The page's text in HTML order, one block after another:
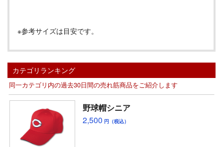
※参考サイズは目安です。
カテゴリランキング
同一カテゴリ内の過去30日間の売れ筋商品をご紹介します
野球帽シニア
2,500 円（税込）